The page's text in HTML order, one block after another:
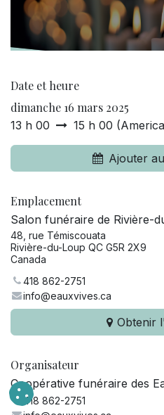
Date et heure
dimanche 16 mars 2025
13 h 00 15 h 00 (
Ajouter
Emplacement
Salon funéraire de Rivière-
48, rue Témiscouata
Rivière-du-Loup QC G5R 2X9
Canada
418 862-2751
info@eauxvives.ca
Obtenir
Organisateur
Coopérative funéraire des
418 862-2751